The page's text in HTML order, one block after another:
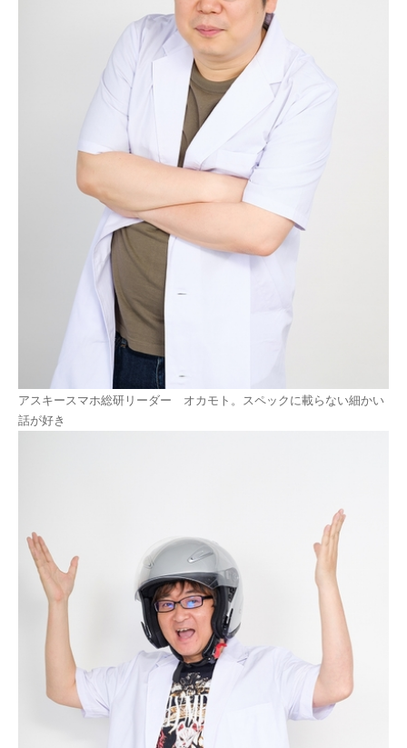
アスキースマホ総研リーダー オカモト。スペックに載らない細かい
話が好き